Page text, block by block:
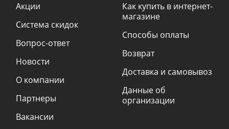
Акции
Система скидок
Вопрос-ответ
Новости
О компании
Партнеры
Вакансии
Как купить в интернет-
магазине
Способы оплаты
Возврат
Доставка и самовывоз
Данные об
организации